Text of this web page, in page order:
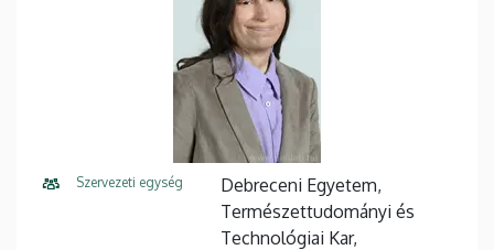
Szervezeti egység
Debreceni Egyetem,
Természettudományi és
Technológiai Kar,